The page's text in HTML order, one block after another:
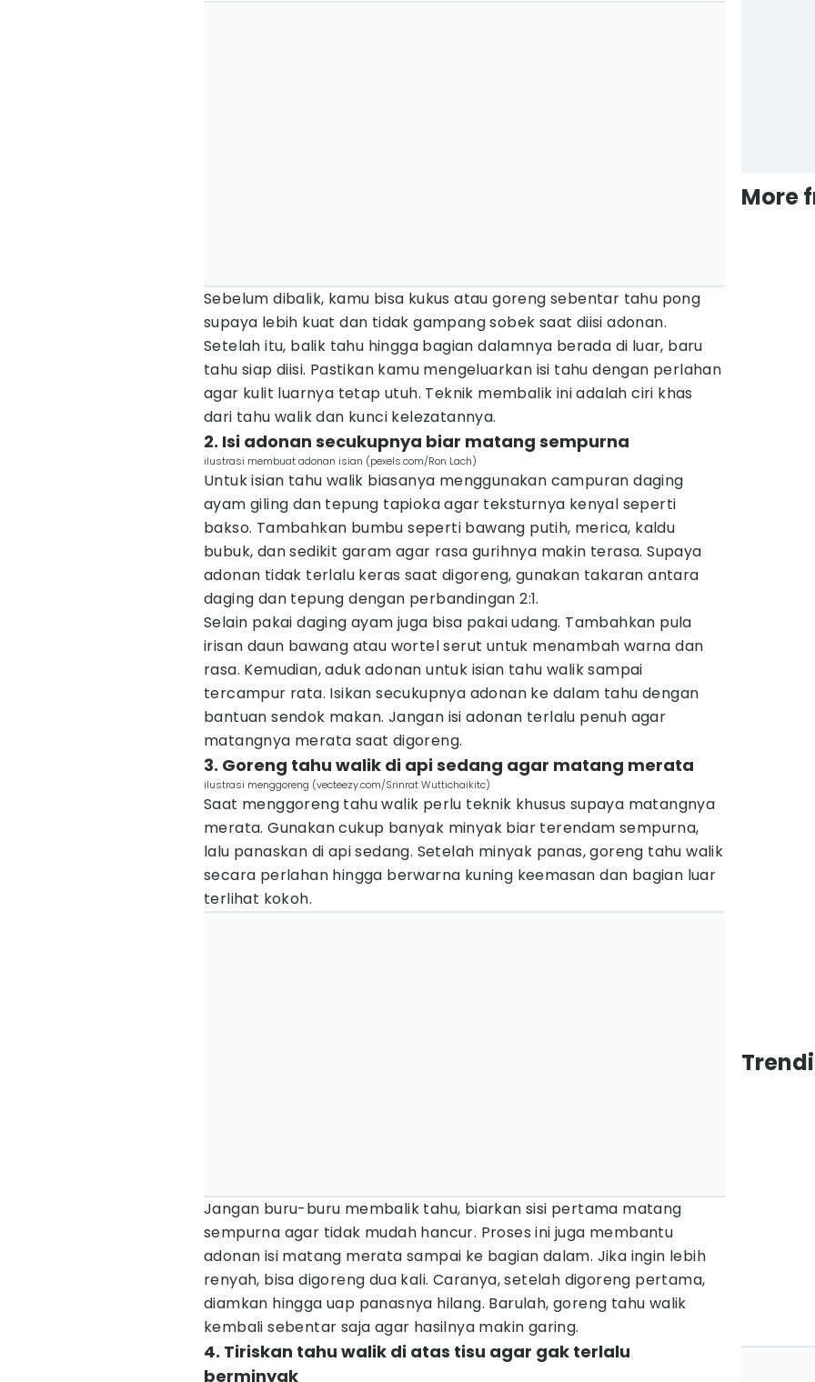
Sebelum dibalik, kamu bisa kukus atau goreng sebentar tahu pong
supaya lebih kuat dan tidak gampang sobek saat diisi adonan.
Setelah itu, balik tahu hingga bagian dalamnya berada di luar, baru
tahu siap diisi. Pastikan kamu mengeluarkan isi tahu dengan perlahan
agar kulit luarnya tetap utuh. Teknik membalik ini adalah ciri khas
dari tahu walik dan kunci kelezatannya.
2. Isi adonan secukupnya biar matang sempurna
ilustrasi membuat adonan isian (pexels.com/Ron Lach)
Untuk isian tahu walik biasanya menggunakan campuran daging
ayam giling dan tepung tapioka agar teksturnya kenyal seperti
bakso. Tambahkan bumbu seperti bawang putih, merica, kaldu
bubuk, dan sedikit garam agar rasa gurihnya makin terasa. Supaya
adonan tidak terlalu keras saat digoreng, gunakan takaran antara
daging dan tepung dengan perbandingan 2:1.
Selain pakai daging ayam juga bisa pakai udang. Tambahkan pula
irisan daun bawang atau wortel serut untuk menambah warna dan
rasa. Kemudian, aduk adonan untuk isian tahu walik sampai
tercampur rata. Isikan secukupnya adonan ke dalam tahu dengan
bantuan sendok makan. Jangan isi adonan terlalu penuh agar
matangnya merata saat digoreng.
3. Goreng tahu walik di api sedang agar matang merata
ilustrasi menggoreng (vecteezy.com/Srinrat Wuttichaikitc)
Saat menggoreng tahu walik perlu teknik khusus supaya matangnya
merata. Gunakan cukup banyak minyak biar terendam sempurna,
lalu panaskan di api sedang. Setelah minyak panas, goreng tahu walik
secara perlahan hingga berwarna kuning keemasan dan bagian luar
terlihat kokoh.
Jangan buru-buru membalik tahu, biarkan sisi pertama matang
sempurna agar tidak mudah hancur. Proses ini juga membantu
adonan isi matang merata sampai ke bagian dalam. Jika ingin lebih
renyah, bisa digoreng dua kali. Caranya, setelah digoreng pertama,
diamkan hingga uap panasnya hilang. Barulah, goreng tahu walik
kembali sebentar saja agar hasilnya makin garing.
4. Tiriskan tahu walik di atas tisu agar gak terlalu
berminyak
More